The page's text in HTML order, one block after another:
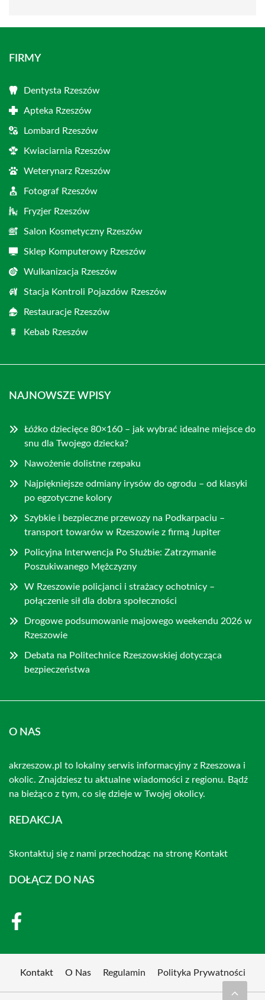
FIRMY
Dentysta Rzeszów
Apteka Rzeszów
Lombard Rzeszów
Kwiaciarnia Rzeszów
Weterynarz Rzeszów
Fotograf Rzeszów
Fryzjer Rzeszów
Salon Kosmetyczny Rzeszów
Sklep Komputerowy Rzeszów
Wulkanizacja Rzeszów
Stacja Kontroli Pojazdów Rzeszów
Restauracje Rzeszów
Kebab Rzeszów
NAJNOWSZE WPISY
Łóżko dziecięce 80×160 – jak wybrać idealne miejsce do
snu dla Twojego dziecka?
Nawożenie dolistne rzepaku
Najpiękniejsze odmiany irysów do ogrodu – od klasyki
po egzotyczne kolory
Szybkie i bezpieczne przewozy na Podkarpaciu –
transport towarów w Rzeszowie z firmą Jupiter
Policyjna Interwencja Po Służbie: Zatrzymanie
Poszukiwanego Mężczyzny
W Rzeszowie policjanci i strażacy ochotnicy –
połączenie sił dla dobra społeczności
Drogowe podsumowanie majowego weekendu 2026 w
Rzeszowie
Debata na Politechnice Rzeszowskiej dotycząca
bezpieczeństwa
O NAS
akrzeszow.pl to lokalny serwis informacyjny z Rzeszowa i
okolic. Znajdziesz tu aktualne wiadomości z regionu. Bądź
na bieżąco z tym, co się dzieje w Twojej okolicy.
REDAKCJA
Skontaktuj się z nami przechodząc na stronę Kontakt
DOŁĄCZ DO NAS
Kontakt O Nas Regulamin Polityka Prywatności